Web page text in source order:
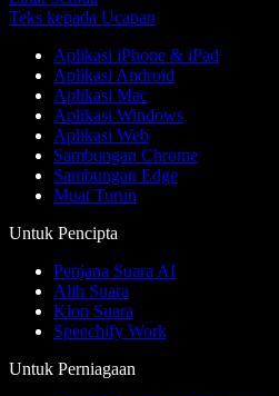
Teks kepada Ucapan
Aplikasi iPhone & iPad
Aplikasi Android
Aplikasi Mac
Aplikasi Windows
Aplikasi Web
Sambungan Chrome
Sambungan Edge
Muat Turun
Untuk Pencipta
Penjana Suara AI
Alih Suara
Klon Suara
Speechify Work
Untuk Perniagaan